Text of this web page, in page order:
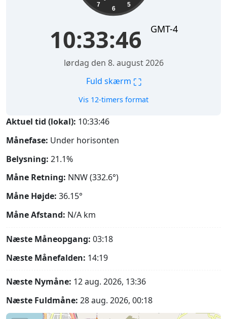
5
6
7
10:33:47 GMT-4
lørdag den 8. august 2026
Fuld skærm ⛶
Vis 12-timers format
Aktuel tid (lokal): 10:33:47
Månefase: Under horisonten
Belysning: 21.1%
Måne Retning: NNW (332.6°)
Måne Højde: 36.15°
Måne Afstand: N/A km
Næste Måneopgang: 03:18
Næste Månefalden: 14:19
Næste Nymåne: 12 aug. 2026, 13:36
Næste Fuldmåne: 28 aug. 2026, 00:18